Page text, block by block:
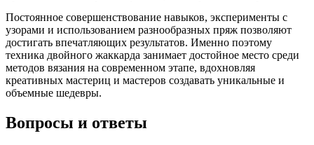
Постоянное совершенствование навыков, эксперименты с
узорами и использованием разнообразных пряж позволяют
достигать впечатляющих результатов. Именно поэтому
техника двойного жаккарда занимает достойное место среди
методов вязания на современном этапе, вдохновляя
креативных мастериц и мастеров создавать уникальные и
объемные шедевры.
Вопросы и ответы